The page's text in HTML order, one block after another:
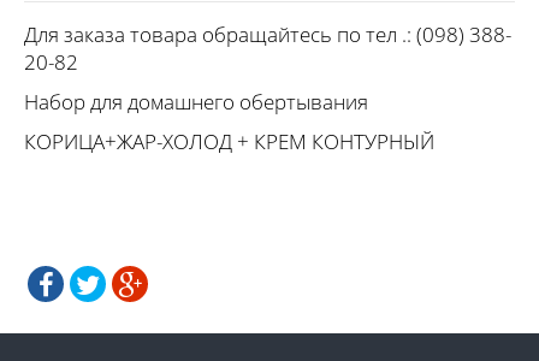
Для заказа товара обращайтесь по тел .: (098) 388-
20-82
Набор для домашнего обертывания
КОРИЦА+ЖАР-ХОЛОД + КРЕМ КОНТУРНЫЙ